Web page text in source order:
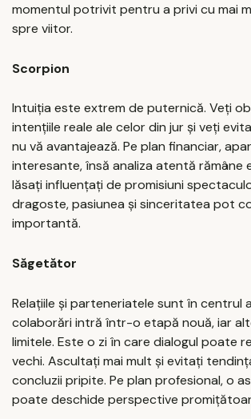
momentul potrivit pentru a privi cu mai
spre viitor.
Scorpion
Intuiția este extrem de puternică. Veți
intențiile reale ale celor din jur și veți
nu vă avantajează. Pe plan financiar,
interesante, însă analiza atentă rămâne
lăsați influențați de promisiuni
dragoste, pasiunea și sinceritatea pot
importantă.
Săgetător
Relațiile și parteneriatele sunt în centrul
colaborări intră într-o etapă nouă, iar
limitele. Este o zi în care dialogul poate
vechi. Ascultați mai mult și evitați
concluzii pripite. Pe plan profesional, o
poate deschide perspective